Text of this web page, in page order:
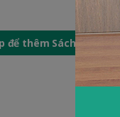
để thêm Sách yêu thích